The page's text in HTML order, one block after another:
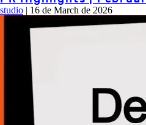
studio | 16 de March de 2026